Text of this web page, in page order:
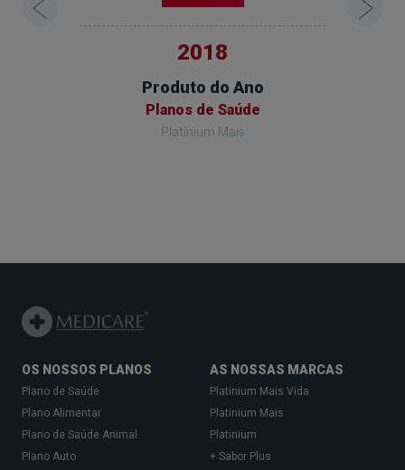
2019
Escolha do Consumidor
Planos de Saúde
Platinium e Platinium Mais
OS NOSSOS PLANOS
Plano de Saúde
Plano Alimentar
Plano de Saúde Animal
Plano Auto
AS NOSSAS MARCAS
Platinium Mais Vida
Platinium Mais
Platinium
+ Sabor Plus